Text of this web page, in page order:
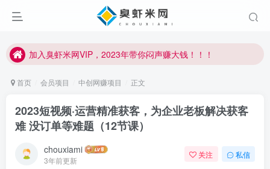
加入臭虾米网VIP，2023年带你闷声赚大钱！！！
加入臭虾米网VIP，2023年带你闷声赚大钱！！！
首页 会员项目 中创网赚项目 正文
2023短视频·运营精准获客，为企业老板解决获客
难 没订单等难题（12节课）
chouxiami
3年前更新
关注 私信